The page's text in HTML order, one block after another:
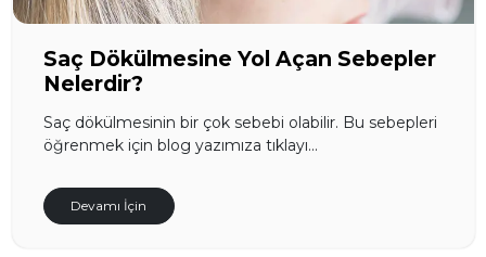
Saç Dökülmesine Yol Açan Sebepler
Nelerdir?
Saç dökülmesinin bir çok sebebi olabilir. Bu sebepleri
öğrenmek için blog yazımıza tıklayı...
Devamı İçin